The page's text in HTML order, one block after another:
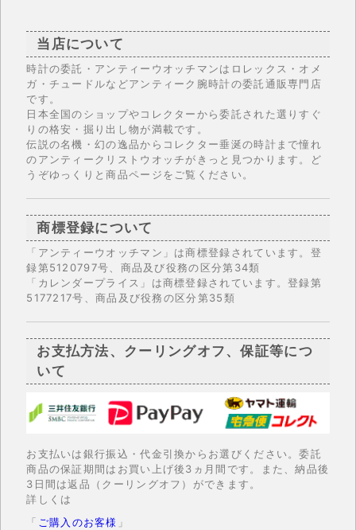
当店について
時計の委託・アンティーウオッチマンはロレックス・オメ
ガ・チュードルなどアンティーク腕時計の委託通販専門店
です。
日本全国のショップやコレクターから委託された選りすぐ
りの格安・掘り出し物が満載です。
伝説の名機・幻の逸品からコレクター垂涎の時計まで憧れ
のアンティークリストウオッチがきっと見つかります。ど
うぞゆっくりと商品ページをご覧ください。
商標登録について
「アンティーウオッチマン」は商標登録されています。登
録第5120797号、商品及び役務の区分第34類
「カレンダープライス」は商標登録されています。登録第
5177217号、商品及び役務の区分第35類
お支払方法、クーリングオフ、保証等につ
いて
お支払いは銀行振込・代金引換からお選びください。委託
商品の保証期間はお買い上げ後3ヵ月間です。また、納品後
3日間は返品（クーリングオフ）ができます。
詳しくは
「 ご購入のお客様 」